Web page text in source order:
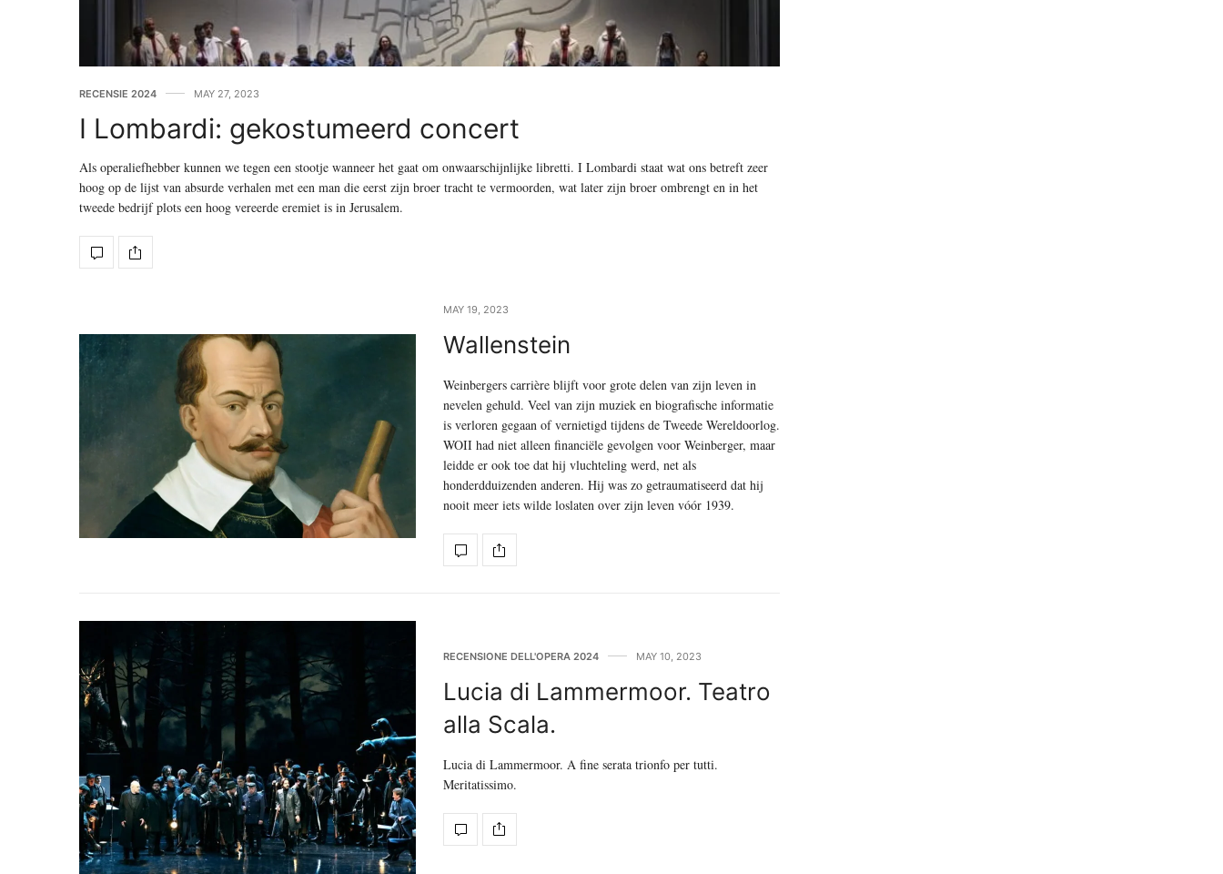
RECENSIE 2024 MAY 27, 2023
I Lombardi: gekostumeerd concert
Als operaliefhebber kunnen we tegen een stootje wanneer het gaat om onwaarschijnlijke libretti. I Lombardi staat wat ons betreft zeer
hoog op de lijst van absurde verhalen met een man die eerst zijn broer tracht te vermoorden, wat later zijn broer ombrengt en in het
tweede bedrijf plots een hoog vereerde eremiet is in Jerusalem.
MAY 19, 2023
Wallenstein
Weinbergers carrière blijft voor grote delen van zijn leven in
nevelen gehuld. Veel van zijn muziek en biografische informatie
is verloren gegaan of vernietigd tijdens de Tweede Wereldoorlog.
WOII had niet alleen financiële gevolgen voor Weinberger, maar
leidde er ook toe dat hij vluchteling werd, net als
honderdduizenden anderen. Hij was zo getraumatiseerd dat hij
nooit meer iets wilde loslaten over zijn leven vóór 1939.
RECENSIONE DELL'OPERA 2024 MAY 10, 2023
Lucia di Lammermoor. Teatro
alla Scala.
Lucia di Lammermoor. A fine serata trionfo per tutti.
Meritatissimo.